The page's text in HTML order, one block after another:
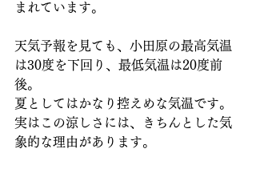
まれています。
天気予報を見ても、小田原の最高気温
は30度を下回り、最低気温は20度前
後。
夏としてはかなり控えめな気温です。
実はこの涼しさには、きちんとした気
象的な理由があります。